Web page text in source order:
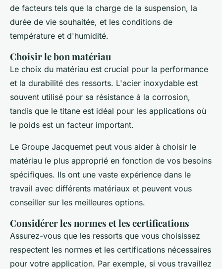
de facteurs tels que la charge de la suspension, la
durée de vie souhaitée, et les conditions de
température et d'humidité.
Choisir le bon matériau
Le choix du matériau est crucial pour la performance
et la durabilité des ressorts. L'acier inoxydable est
souvent utilisé pour sa résistance à la corrosion,
tandis que le titane est idéal pour les applications où
le poids est un facteur important.
Le Groupe Jacquemet peut vous aider à choisir le
matériau le plus approprié en fonction de vos besoins
spécifiques. Ils ont une vaste expérience dans le
travail avec différents matériaux et peuvent vous
conseiller sur les meilleures options.
Considérer les normes et les certifications
Assurez-vous que les ressorts que vous choisissez
respectent les normes et les certifications nécessaires
pour votre application. Par exemple, si vous travaillez